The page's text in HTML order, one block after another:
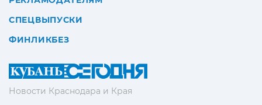
Новости Краснодара и Края
СПЕЦВЫПУСКИ
ФИНЛИКБЕЗ